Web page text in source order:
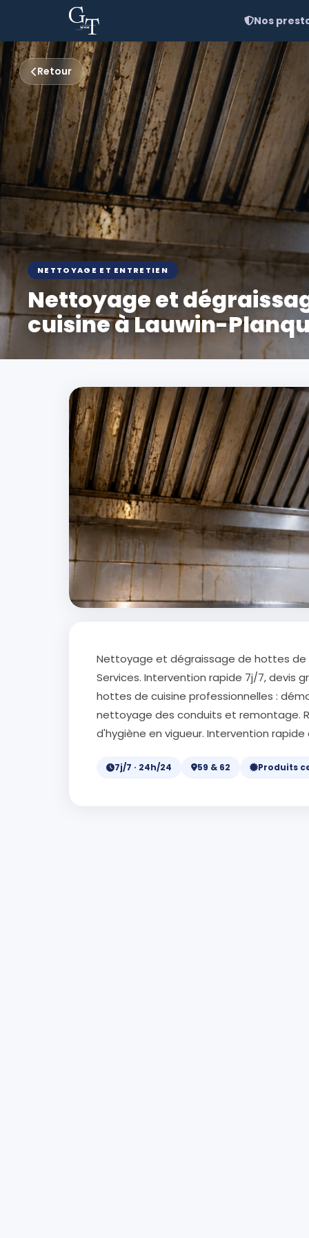
Nos
Retour
NETTOYAGE ET ENTRETIEN
Nettoyage et
cuisine à Lauwin-
Nettoyage et dégraissage de hottes de
Services. Intervention rapide 7j/7, devis
hottes de cuisine professionnelles :
nettoyage des conduits et remontage.
d'hygiène en vigueur. Intervention
7j/7 · 24h/24 59 & 62 Produits